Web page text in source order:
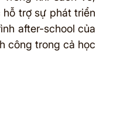
trợ sự phát triển
after-school của
công trong cả học